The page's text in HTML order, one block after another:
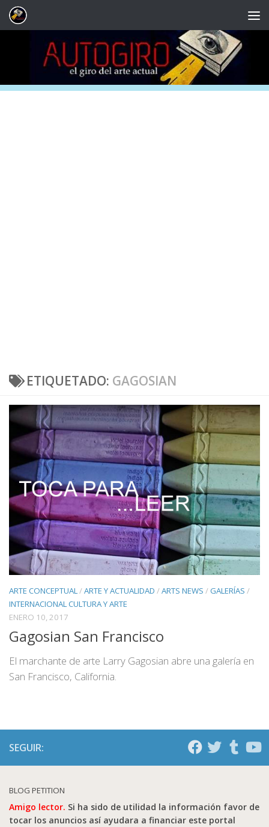
Saltar al contenido
ETIQUETADO: GAGOSIAN
ARTE CONCEPTUAL/ARTE Y ACTUALIDAD /ARTS NEWS / GALERÍAS /
INTERNACIONAL CULTURA Y ARTE
ENERO 10, 2017
Gagosian San Francisco
El marchante de arte Larry Gagosian abre una galería en
San Francisco, California.
SEGUIR:
BLOG PETITION
Amigo lector. Si ha sido de utilidad la información favor de
tocar los anuncios así ayudara a financiar este portal